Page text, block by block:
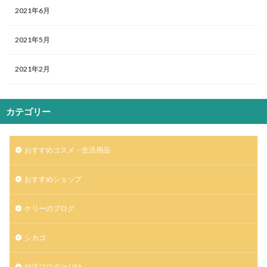
2021年6月
2021年5月
2021年2月
カテゴリー
おすすめコスメ・生活用品
おすすめショップ
ケリーのブログ
シカゴ